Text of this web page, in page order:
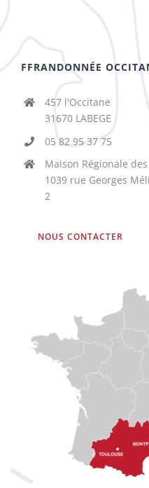
FFRANDONNÉE
457 l'Occitane
31670 LABEGE
05 82 95 37 75
Maison Régionale
1039 rue Georges
2
NOUS CONTACTER